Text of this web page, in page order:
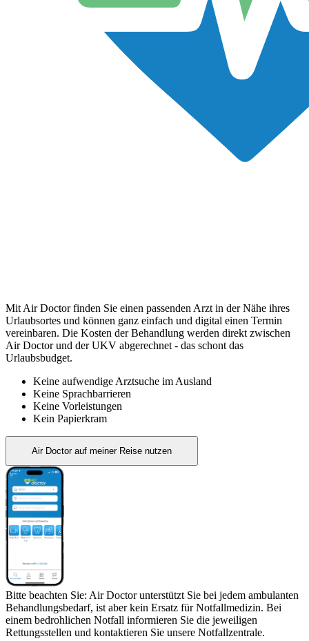
Mit Air Doctor finden Sie einen passenden Arzt in der Nähe ihres
Urlaubsortes und können ganz einfach und digital einen Termin
vereinbaren. Die Kosten der Behandlung werden direkt zwischen
Air Doctor und der UKV abgerechnet - das schont das
Urlaubsbudget.
Keine aufwendige Arztsuche im Ausland
Keine Sprachbarrieren
Keine Vorleistungen
Kein Papierkram
Air Doctor auf meiner Reise nutzen
Bitte beachten Sie: Air Doctor unterstützt Sie bei jedem ambulanten
Behandlungsbedarf, ist aber kein Ersatz für Notfallmedizin. Bei
einem bedrohlichen Notfall informieren Sie die jeweiligen
Rettungsstellen und kontaktieren Sie unsere Notfallzentrale.